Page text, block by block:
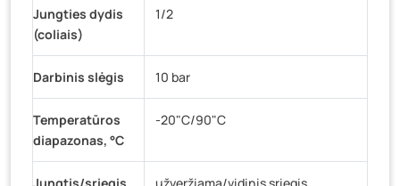
Jungties dydis
(coliais)
1/2
Darbinis slėgis 10 bar
Temperatūros
diapazonas, °C
-20"C/90"C